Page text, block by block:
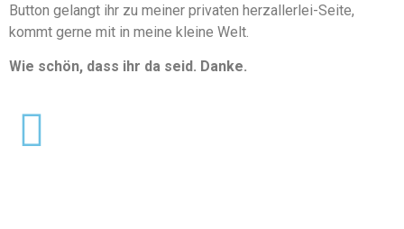
Button gelangt ihr zu meiner privaten herzallerlei-Seite,
kommt gerne mit in meine kleine Welt.
Wie schön, dass ihr da seid. Danke.